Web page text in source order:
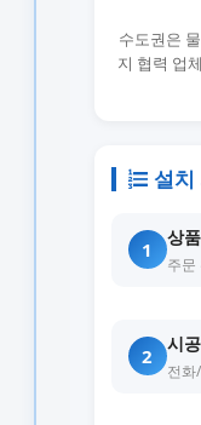
수도권은
지 협력 업
설치
1
상
주문
2
시
전화